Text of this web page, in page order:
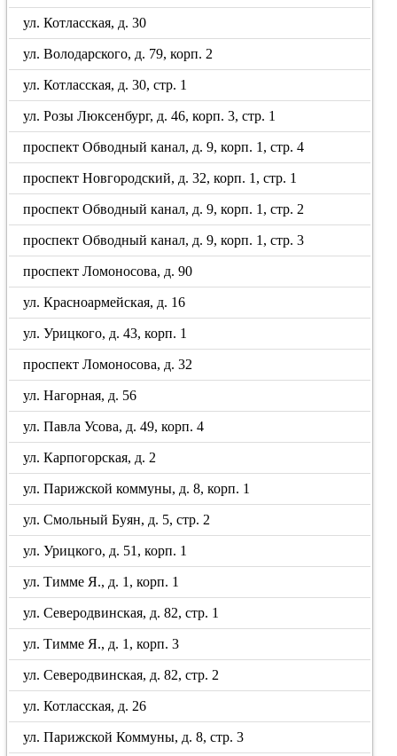
ул. Котласская, д. 30
ул. Володарского, д. 79, корп. 2
ул. Котласская, д. 30, стр. 1
ул. Розы Люксенбург, д. 46, корп. 3, стр. 1
проспект Обводный канал, д. 9, корп. 1, стр. 4
проспект Новгородский, д. 32, корп. 1, стр. 1
проспект Обводный канал, д. 9, корп. 1, стр. 2
проспект Обводный канал, д. 9, корп. 1, стр. 3
проспект Ломоносова, д. 90
ул. Красноармейская, д. 16
ул. Урицкого, д. 43, корп. 1
проспект Ломоносова, д. 32
ул. Нагорная, д. 56
ул. Павла Усова, д. 49, корп. 4
ул. Карпогорская, д. 2
ул. Парижской коммуны, д. 8, корп. 1
ул. Смольный Буян, д. 5, стр. 2
ул. Урицкого, д. 51, корп. 1
ул. Тимме Я., д. 1, корп. 1
ул. Северодвинская, д. 82, стр. 1
ул. Тимме Я., д. 1, корп. 3
ул. Северодвинская, д. 82, стр. 2
ул. Котласская, д. 26
ул. Парижской Коммуны, д. 8, стр. 3